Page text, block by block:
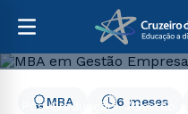
Pós-Graduação
Gestão
6 meses
MBA